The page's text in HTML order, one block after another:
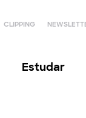
CLIPPING
Estudar